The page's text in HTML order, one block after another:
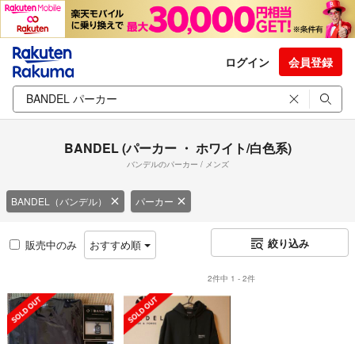
ログイン 会員登録
BANDEL (パーカー ・ ホワイト/白色系)
バンデルのパーカー / メンズ
BANDEL（バンデル） パーカー
販売中のみ おすすめ順 絞り込み
2件中 1 - 2件